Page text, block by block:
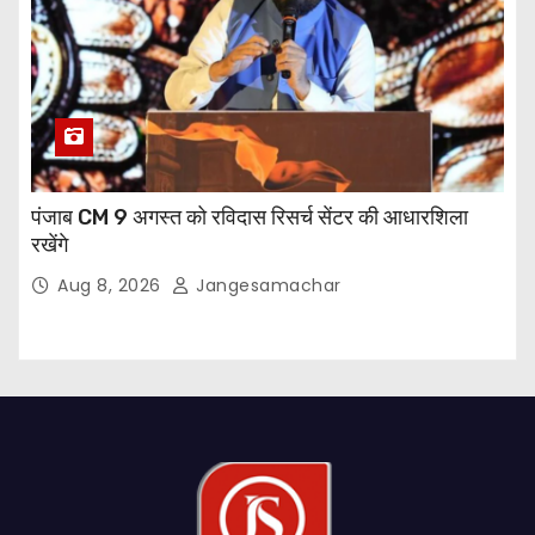
पंजाब CM 9 अगस्त को रविदास रिसर्च सेंटर की आधारशिला
रखेंगे
Aug 8, 2026 Jangesamachar